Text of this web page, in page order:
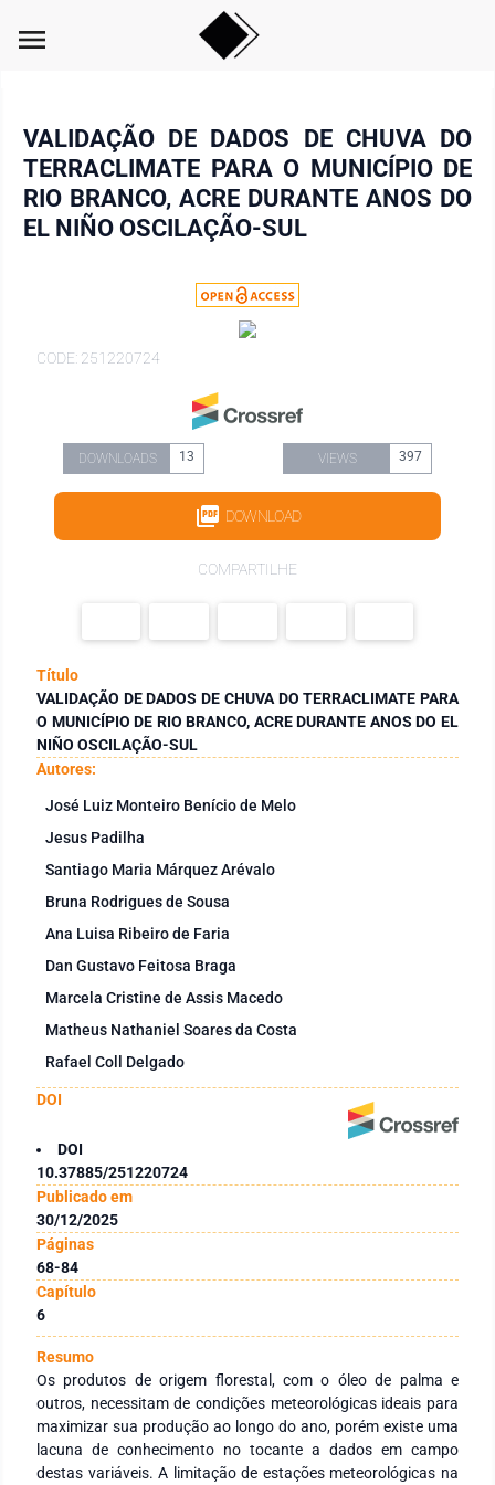
menu
VALIDAÇÃO DE DADOS DE CHUVA DO
TERRACLIMATE PARA O MUNICÍPIO DE
RIO BRANCO, ACRE DURANTE ANOS DO
EL NIÑO OSCILAÇÃO-SUL
CODE: 251220724
DOWNLOADS 13 VIEWS 397
DOWNLOAD
COMPARTILHE
Título
VALIDAÇÃO DE DADOS DE CHUVA DO TERRACLIMATE PARA
O MUNICÍPIO DE RIO BRANCO, ACRE DURANTE ANOS DO EL
NIÑO OSCILAÇÃO-SUL
Autores:
José Luiz Monteiro Benício de Melo
Jesus Padilha
Santiago Maria Márquez Arévalo
Bruna Rodrigues de Sousa
Ana Luisa Ribeiro de Faria
Dan Gustavo Feitosa Braga
Marcela Cristine de Assis Macedo
Matheus Nathaniel Soares da Costa
Rafael Coll Delgado
DOI
DOI
10.37885/251220724
Publicado em
30/12/2025
Páginas
68-84
Capítulo
6
Resumo
Os produtos de origem florestal, com o óleo de palma e
outros, necessitam de condições meteorológicas ideais para
maximizar sua produção ao longo do ano, porém existe uma
lacuna de conhecimento no tocante a dados em campo
destas variáveis. A limitação de estações meteorológicas na